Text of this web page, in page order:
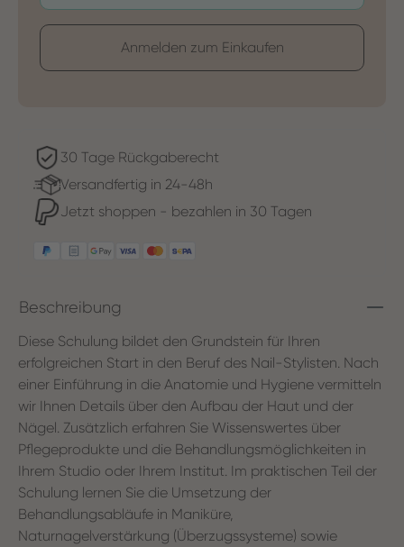
Anmelden zum Einkaufen
30 Tage Rückgaberecht
Versandfertig in 24-48h
Jetzt shoppen - bezahlen in 30 Tagen
Beschreibung
Diese Schulung bildet den Grundstein für Ihren
erfolgreichen Start in den Beruf des Nail-Stylisten. Nach
einer Einführung in die Anatomie und Hygiene vermitteln
wir Ihnen Details über den Aufbau der Haut und der
Nägel. Zusätzlich erfahren Sie Wissenswertes über
Pflegeprodukte und die Behandlungsmöglichkeiten in
Ihrem Studio oder Ihrem Institut. Im praktischen Teil der
Schulung lernen Sie die Umsetzung der
Behandlungsabläufe in Maniküre,
Naturnagelverstärkung (Überzugssysteme) sowie